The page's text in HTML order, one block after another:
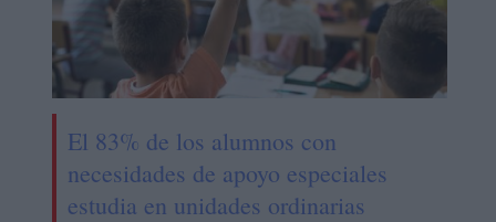
El 83% de los alumnos con
necesidades de apoyo especiales
estudia en unidades ordinarias